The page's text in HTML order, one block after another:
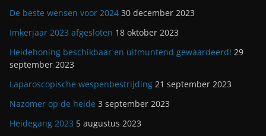
De beste wensen voor 2024 30 december 2023
Imkerjaar 2023 afgesloten 18 oktober 2023
Heidehoning beschikbaar en uitmuntend gewaardeerd! 29
september 2023
Laparoscopische wespenbestrijding 21 september 2023
Nazomer op de heide 3 september 2023
Heidegang 2023 5 augustus 2023